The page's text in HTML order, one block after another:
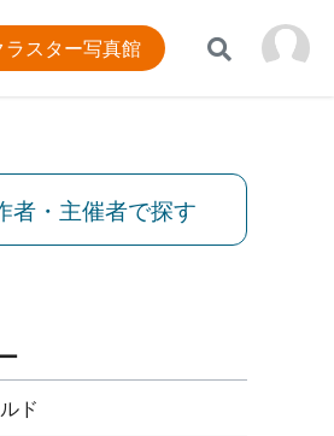
ラスター写真館
者・主催者で探す
ド